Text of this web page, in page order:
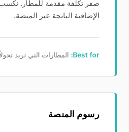
صفر تكلفة مقدمة للمطار.
الإضافية الناتجة عبر المنصة.
Best for: المطارات التي تريد
رسوم المنصة